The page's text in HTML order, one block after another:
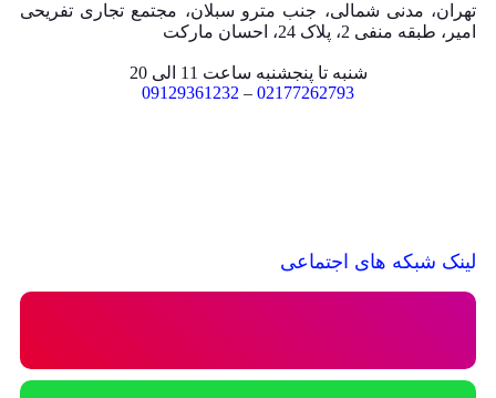
تهران، مدنی شمالی، جنب مترو سبلان، مجتمع تجاری تفریحی
امیر، طبقه منفی 2، پلاک 24، احسان مارکت
شنبه تا پنجشنبه ساعت 11 الی 20
02177262793
–
09129361232
لینک شبکه های اجتماعی